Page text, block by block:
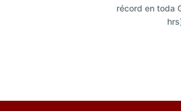
récord en toda